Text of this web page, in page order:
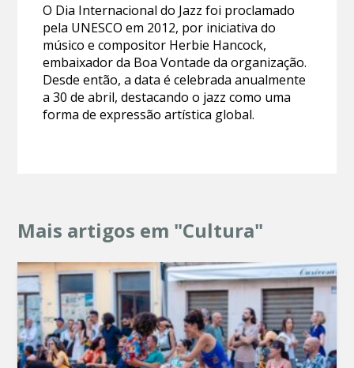
O Dia Internacional do Jazz foi proclamado
pela UNESCO em 2012, por iniciativa do
músico e compositor Herbie Hancock,
embaixador da Boa Vontade da organização.
Desde então, a data é celebrada anualmente
a 30 de abril, destacando o jazz como uma
forma de expressão artística global.
Mais artigos em "Cultura"